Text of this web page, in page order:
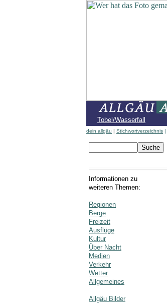
Tobel/Wasserfall
dein allgäu | Stichwortverzeichnis |
Informationen zu
weiteren Themen:
Regionen
Berge
Freizeit
Ausflüge
Kultur
Über Nacht
Medien
Verkehr
Wetter
Allgemeines
Allgäu Bilder